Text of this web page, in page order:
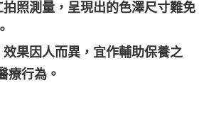
拍照測量，呈現出的色澤尺寸難免
果因人而異，宜作輔助保養之
療行為。